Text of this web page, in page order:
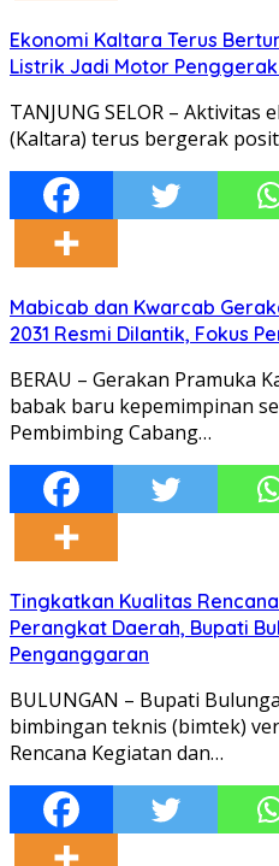
Ekonomi Kaltara Terus
Listrik Jadi Motor Penggerak
TANJUNG SELOR –
(Kaltara) terus bergerak
Mabicab dan Kwarcab
2031 Resmi Dilantik, Fokus
BERAU – Gerakan Pramuka
babak baru kepemimpinan
Pembimbing Cabang…
Tingkatkan Kualitas
Perangkat Daerah, Bupati
Penganggaran
BULUNGAN – Bupati
bimbingan teknis (bimtek)
Rencana Kegiatan dan…